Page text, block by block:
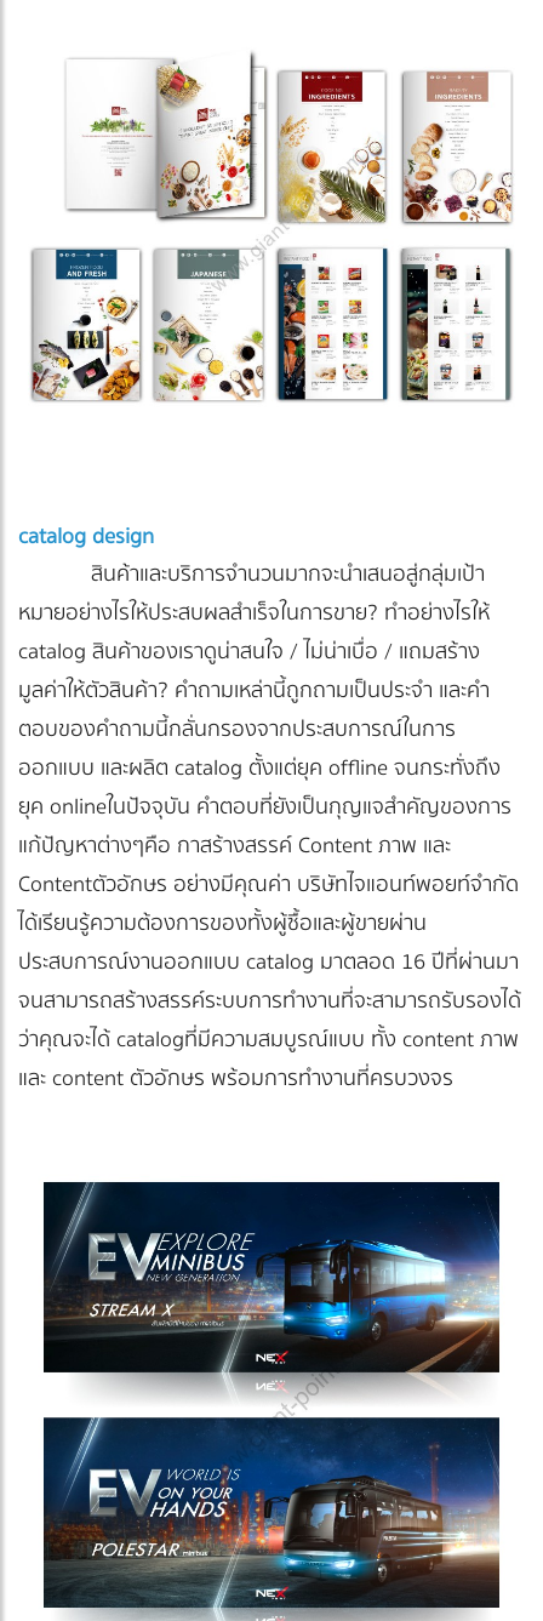
catalog design
สินค้าและบริการจำนวนมากจะนำเสนอสู่กลุ่มเป้า
หมายอย่างไรให้ประสบผลสำเร็จในการขาย? ทำอย่างไรให้
catalog สินค้าของเราดูน่าสนใจ / ไม่น่าเบื่อ / แถมสร้าง
มูลค่าให้ตัวสินค้า? คำถามเหล่านี้ถูกถามเป็นประจำ และคำ
ตอบของคำถามนี้กลั่นกรองจากประสบการณ์ในการ
ออกแบบ และผลิต catalog ตั้งแต่ยุค offline จนกระทั่งถึง
ยุค online ในปัจจุบัน คำตอบที่ยังเป็นกุญแจสำคัญของการ
แก้ปัญหาต่างๆคือ กาสร้างสรรค์ Content ภาพ และ
Content ตัวอักษร อย่างมีคุณค่า บริษัทไจแอนท์พอยท์จำกัด
ได้เรียนรู้ความต้องการของทั้งผู้ซื้อและผู้ขายผ่าน
ประสบการณ์ งานออกแบบ catalog มาตลอด 16 ปีที่ผ่านมา
จนสามารถสร้างสรรค์ระบบการทำงานที่จะสามารถรับรองได้
ว่าคุณจะได้ catalog ที่มีความสมบูรณ์แบบ ทั้ง content ภาพ
และ content ตัวอักษร พร้อมการทำงานที่ครบวงจร